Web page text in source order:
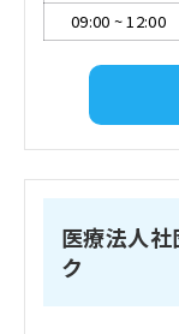
09:00 ~12:00
医療法人
ク